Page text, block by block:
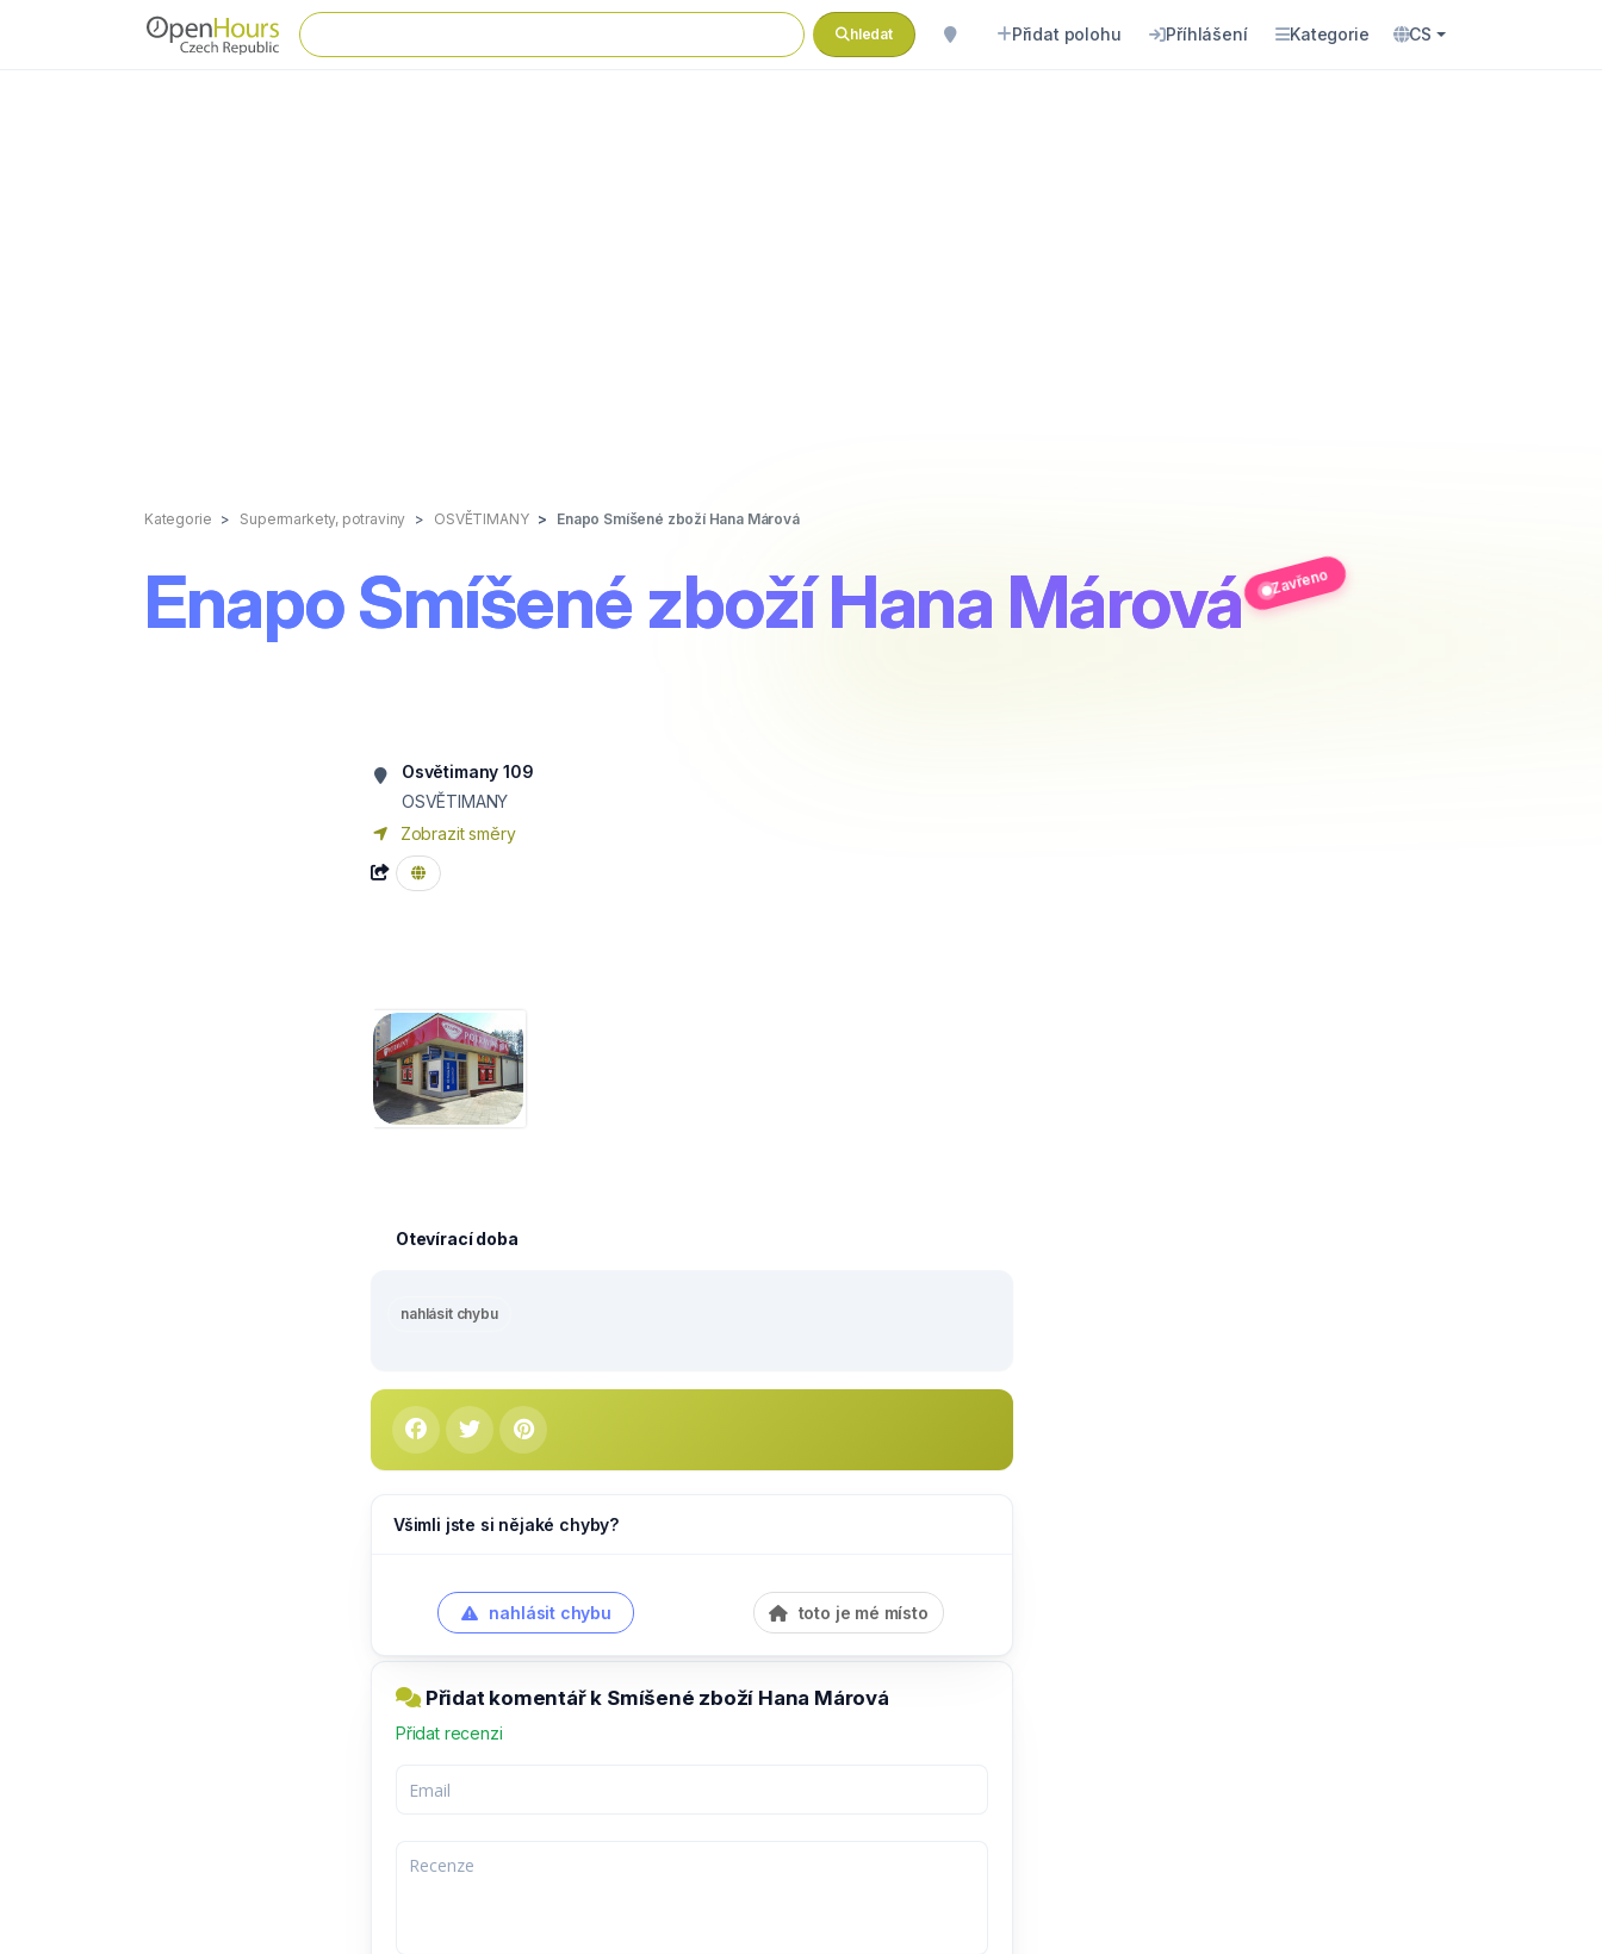
hledat Přidat polohu Příhlášení Kategorie CS
Kategorie Supermarkety, potraviny OSVĚTIMANY Enapo Smíšené zboží Hana Márová
Enapo Smíšené zboží Hana Márová Zavřeno
Osvětimany 109
OSVĚTIMANY
Zobrazit směry
Otevírací doba
nahlásit chybu
Všimli jste si nějaké chyby?
nahlásit chybu toto je mé místo
Přidat komentář k Smíšené zboží Hana Márová
Přidat recenzi